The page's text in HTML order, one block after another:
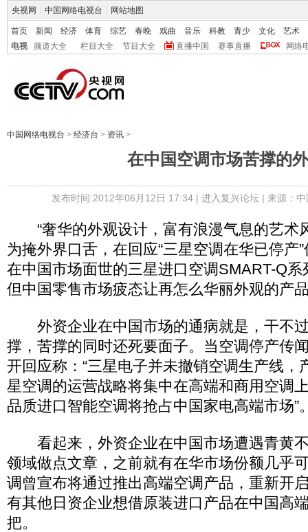
央视网 中国网络电视台 网站地图
首页 新闻 经济 体育 综艺 春晚 戏曲 音乐 科教 青少 文化
艺术
电视
频道大全 栏目大全 节目大全 直播中国 赛事直播 网络
中国网络电视台 > 经济台 > 资讯 >
在中国空调市场苦撑的
发布时间:2012年06月12日 17:34 | 进入复兴论坛| 来源：
“奢华的外观设计，富有浪漫气息的艺术
为掩外界口舌，在回应“三星空调在华已停产
在中国市场面世的三星进口空调SMART-Q
但中国零售市场疲态让再怎么华丽外观的产
外资企业在中国市场的通病就是，干不
撑，苦撑的同时还死要面子。当空调停产传
开回应称：“三星电子并未撤销空调生产线，
星空调的运营战略将集中在高端和商用空调
品质进口智能空调将抢占中国家电高端市场”
看起来，外资企业在中国市场遭遇青黄
领域做点文章，之前就有在华市场份额几乎
调曾宣布将通过推出高端空调产品，重新开
有其他日资企业想借原装进口产品在中国高
把。